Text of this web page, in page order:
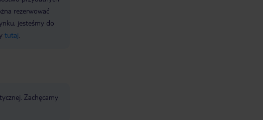
rezerwować
jesteśmy do
tutaj
Zachęcamy